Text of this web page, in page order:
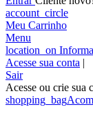
account_circle
Meu Carrinho
Menu
location_on
Acesse sua conta |
Sair
Acesse ou crie sua
shopping_bag